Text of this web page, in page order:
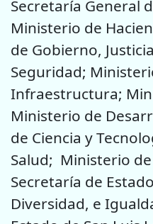
Secretaría General
Ministerio de
de Gobierno,
Seguridad;
Infraestructura;
Ministerio de
de Ciencia y
Salud; Ministerio
Secretaría de
Diversidad, e